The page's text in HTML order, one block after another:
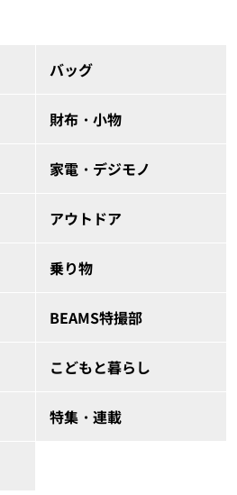
バッグ
財布・小物
家電・デジモノ
アウトドア
乗り物
BEAMS特撮部
こどもと暮らし
特集・連載